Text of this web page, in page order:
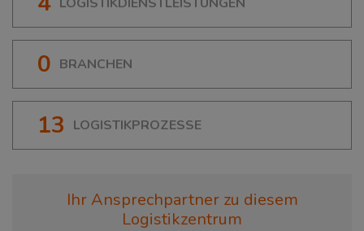
0 BRANCHEN
13 LOGISTIKPROZESSE
Ihr Ansprechpartner zu diesem
Logistikzentrum